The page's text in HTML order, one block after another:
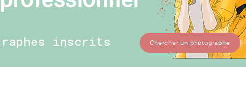
inscrits Chercher un photographe